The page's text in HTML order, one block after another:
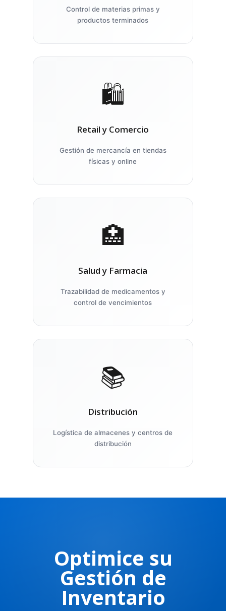
Control de materias primas y
productos terminados
🛍️
Retail y Comercio
Gestión de mercancía en tiendas
físicas y online
🏥
Salud y Farmacia
Trazabilidad de medicamentos y
control de vencimientos
📚
Distribución
Logística de almacenes y centros de
distribución
Optimice su
Gestión de
Inventario